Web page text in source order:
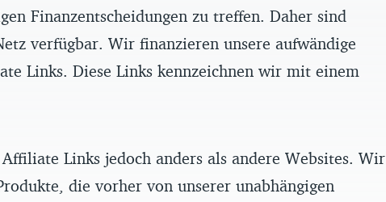
Finanzentscheidungen zu treffen. Daher sind
verfügbar. Wir finanzieren unsere aufwändige
Links. Diese Links kennzeichnen wir mit einem
Links jedoch anders als andere Websites. Wir
die vorher von unserer unabhängigen